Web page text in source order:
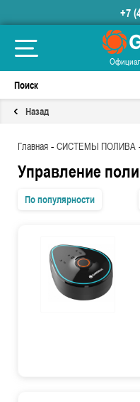
+7
Назад
Главная - СИСТЕМЫ ПОЛИВА
Управление
По популярности